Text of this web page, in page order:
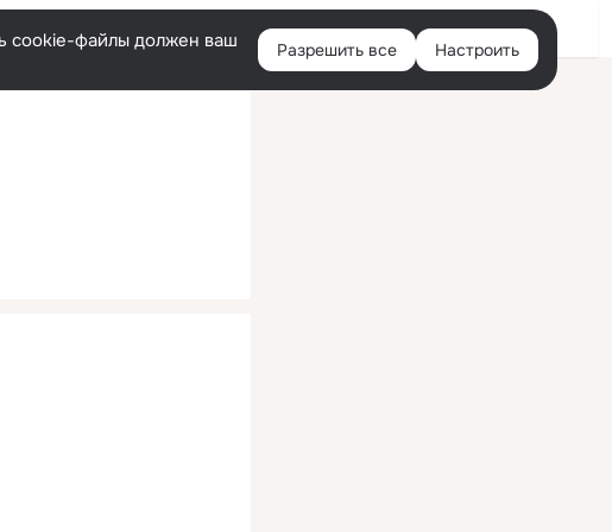
Русский Войти
cookie-файлы должен ваш
Разрешить все Настроить